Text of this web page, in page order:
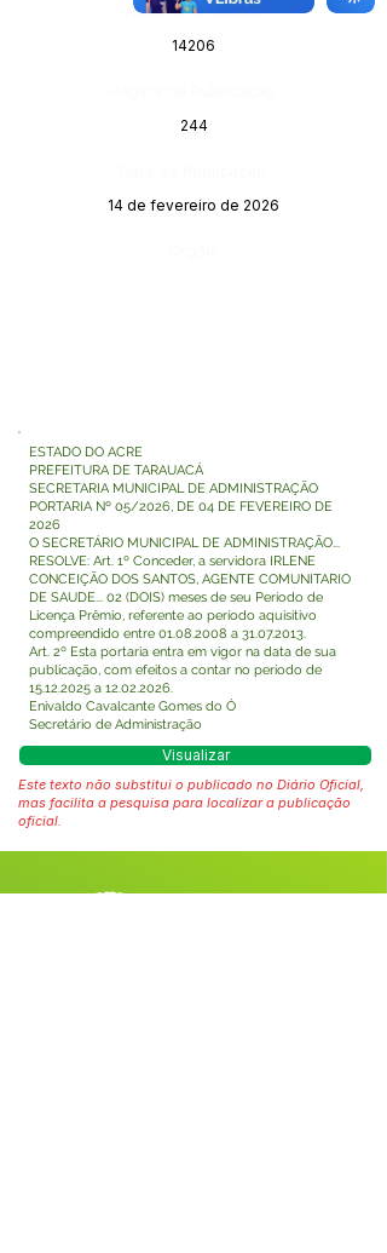
Número do Diário:
14206
244
14 de fevereiro de 2026
ESTADO DO ACRE
PREFEITURA DE TARAUACÁ
SECRETARIA MUNICIPAL DE ADMINISTRAÇÃO
PORTARIA Nº 05/2026, DE 04 DE FEVEREIRO DE
2026
O SECRETÁRIO MUNICIPAL DE ADMINISTRAÇÃO...
RESOLVE: Art. 1º Conceder, a servidora IRLENE
CONCEIÇÃO DOS SANTOS, AGENTE COMUNITARIO
DE SAUDE... 02 (DOIS) meses de seu Período de
Licença Prêmio, referente ao período aquisitivo
compreendido entre 01.08.2008 a 31.07.2013.
Art. 2º Esta portaria entra em vigor na data de sua
publicação, com efeitos a contar no período de
15.12.2025 a 12.02.2026.
Enivaldo Cavalcante Gomes do Ó
Secretário de Administração
Visualizar
Este texto não substitui o publicado no Diário Oficial,
mas facilita a pesquisa para localizar a publicação
oficial.